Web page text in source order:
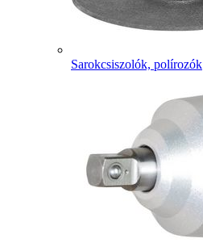
Sarokcsiszolók, polírozók